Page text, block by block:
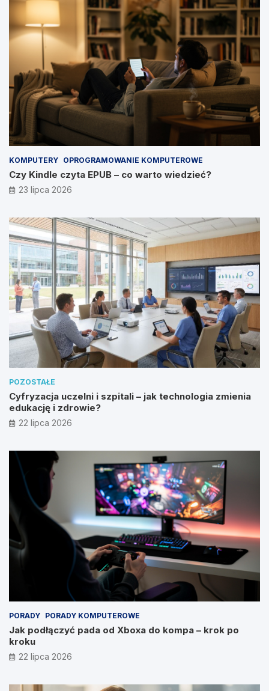
KOMPUTERY OPROGRAMOWANIE KOMPUTEROWE
Czy Kindle czyta EPUB – co warto wiedzieć?
23 lipca 2026
POZOSTAŁE
Cyfryzacja uczelni i szpitali – jak technologia zmienia
edukację i zdrowie?
22 lipca 2026
PORADY PORADY KOMPUTEROWE
Jak podłączyć pada od Xboxa do kompa – krok po
kroku
22 lipca 2026